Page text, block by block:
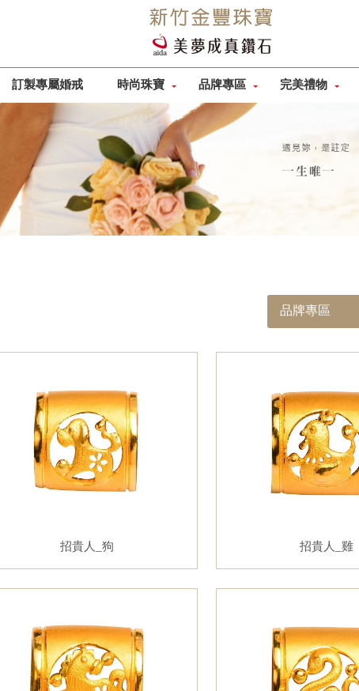
訂製專屬婚戒 時尚珠寶 品牌專區 完美禮物
品牌專區
招貴人_狗 招貴人_雞